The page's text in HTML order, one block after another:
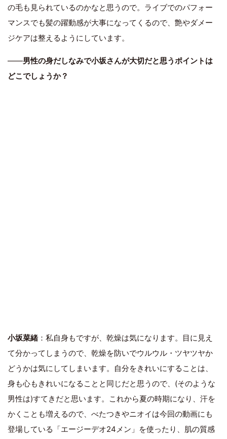
の毛も見られているのかなと思うので。ライブでのパフォー
マンスでも髪の躍動感が大事になってくるので、艶やダメー
ジケアは整えるようにしています。
――男性の身だしなみで小坂さんが大切だと思うポイントは
どこでしょうか？
小坂菜緒：私自身もですが、乾燥は気になります。目に見え
て分かってしまうので、乾燥を防いでウルウル・ツヤツヤか
どうかは気にしてしまいます。自分をきれいにすることは、
身も心もきれいになることと同じだと思うので、(そのような
男性は)すてきだと思います。これから夏の時期になり、汗を
かくことも増えるので、べたつきやニオイは今回の動画にも
登場している「エージーデオ24メン」を使ったり、肌の質感